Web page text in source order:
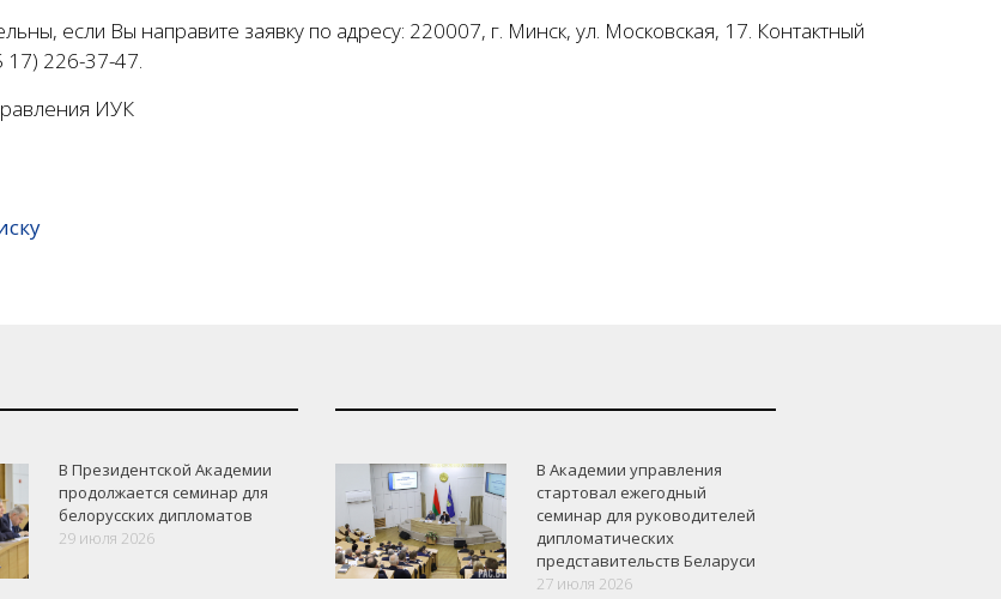
если Вы направите заявку по адресу: 220007, г. Минск, ул. Московская, 17. Контактный
17) 226-37-47.
ИУК
В Президентской Академии
продолжается семинар для
белорусских дипломатов
29 июля 2026
В Академии управления
стартовал ежегодный
семинар для руководителей
дипломатических
представительств Беларуси
27 июля 2026